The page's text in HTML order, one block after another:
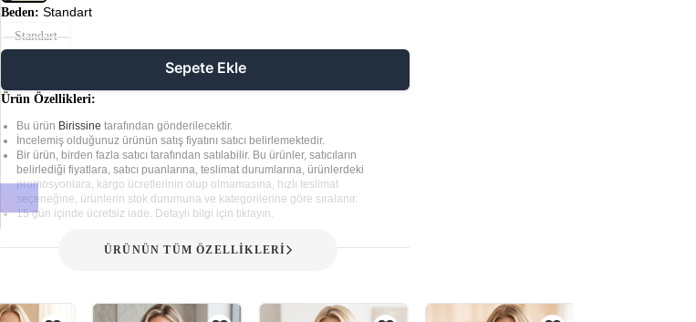
Beden: Standart
Standart
Sepete Ekle
Ürün Özellikleri:
Bu ürün Birissinetarafından gönderilecektir.
İncelemiş olduğunuz ürünün satış fiyatını satıcı belirlemektedir.
Bir ürün, birden fazla satıcı tarafından satılabilir. Bu ürünler, satıcıların
belirlediği fiyatlara, satıcı puanlarına, teslimat durumlarına, ürünlerdeki
promosyonlara, kargo ücretlerinin olup olmamasına, hızlı teslimat
seçeneğine, ürünlerin stok durumuna ve kategorilerine göre sıralanır.
15 gün içinde ücretsiz iade. Detaylı bilgi için tıklayın.
ÜRÜNÜN TÜM ÖZELLİKLERİ